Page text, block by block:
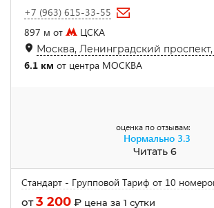
+7 (963) 615-33-55
897 м от
ЦСКА
Москва, Ленинградский проспект,
6.1 км от центра МОСКВА
оценка по отзывам:
Нормально 3.3
Читать 6
Стандарт - Групповой Тариф от 10
от3 200 ₽ цена за 1 сутки